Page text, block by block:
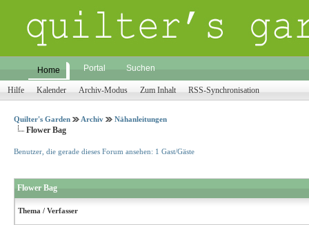
Home Portal Suchen
Hilfe Kalender Archiv-Modus Zum Inhalt RSS-Synchronisation
Quilter's Garden Archiv Nähanleitungen
Flower Bag
Benutzer, die gerade dieses Forum ansehen: 1 Gast/Gäste
Flower Bag
Thema / Verfasser